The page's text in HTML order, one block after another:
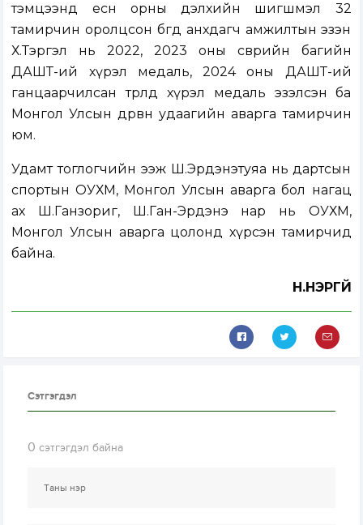
тэмцээнд есөн орны дэлхийн шигшмэл 32
тамирчин оролцсон бөгөөд анхдагч амжилтын эзэн
Х.Тэргэл нь 2022, 2023 оны өсвөрийн багийн
ДАШТ-ий хүрэл медаль, 2024 оны ДАШТ-ий
ганцаарчилсан төрөлд хүрэл медаль эзэлсэн ба
Монгол Улсын дөрвөн удаагийн аварга тамирчин
юм.
Удамт тоглогчийн ээж Ш.Эрдэнэтуяа нь дартсын
спортын ОУХМ, Монгол Улсын аварга бол нагац
ах Ш.Ганзориг, Ш.Ган-Эрдэнэ нар нь ОУХМ,
Монгол Улсын аварга цолонд хүрсэн тамирчид
байна.
Н.НЭРГҮЙ
Сэтгэгдэл
0 сэтгэгдэл байна